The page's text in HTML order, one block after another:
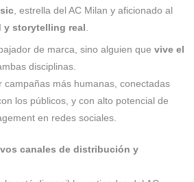
, estrella del AC Milan y aficionado al
y storytelling real .
de marca, sino alguien quevive el
disciplinas.
campañas más humanas, conectadas
los públicos, y con alto potencial de
en redes sociales.
canales de distribución y